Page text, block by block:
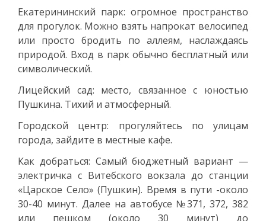
Екатерининский парк: огромное пространство
для прогулок. Можно взять напрокат велосипед
или просто бродить по аллеям, наслаждаясь
природой. Вход в парк обычно бесплатный или
символический.
Лицейский сад: место, связанное с юностью
Пушкина. Тихий и атмосферный.
Городской центр: прогуляйтесь по улицам
города, зайдите в местные кафе.
Как добраться: Самый бюджетный вариант —
электричка с Витебского вокзала до станции
«Царское Село» (Пушкин). Время в пути -около
30-40 минут. Далее на автобусе №371, 372, 382
или пешком (около 30 минут) до